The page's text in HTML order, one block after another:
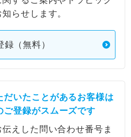
らせします。
録（無料）
だいたことがあるお客様は
ご登録がスムーズです
えした問い合わせ番号ま